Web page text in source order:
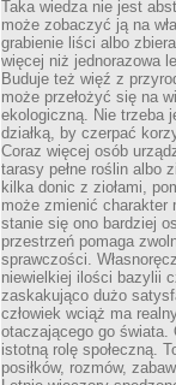
Taka wiedza nie jest
może zobaczyć ją na
grabienie liści albo
więcej niż jednorazowa
Buduje też więź z
może przełożyć się na
ekologiczną. Nie trzeba
działką, by czerpać
Coraz więcej osób
tarasy pełne roślin albo
kilka donic z ziołami,
może zmienić charakter
stanie się ono bardziej
przestrzeń pomaga
sprawczości.
niewielkiej ilości bazylii
zaskakująco dużo
człowiek wciąż ma
otaczającego go świata.
istotną rolę społeczną.
posiłków, rozmów,